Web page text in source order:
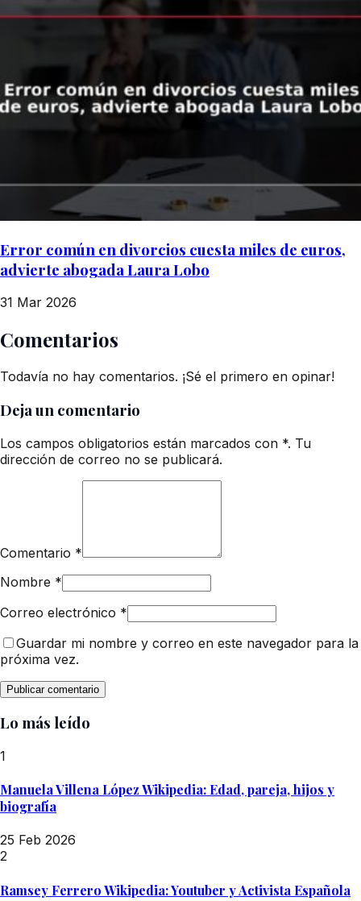
Error común en divorcios cuesta miles de euros,
advierte abogada Laura Lobo
31 Mar 2026
Comentarios
Todavía no hay comentarios. ¡Sé el primero en opinar!
Deja un comentario
Los campos obligatorios están marcados con *. Tu
dirección de correo no se publicará.
Comentario *
Nombre *
Correo electrónico *
Guardar mi nombre y correo en este navegador para la
próxima vez.
Lo más leído
1
Manuela Villena López Wikipedia: Edad, pareja, hijos y
biografía
25 Feb 2026
2
Ramsey Ferrero Wikipedia: Youtuber y Activista Española